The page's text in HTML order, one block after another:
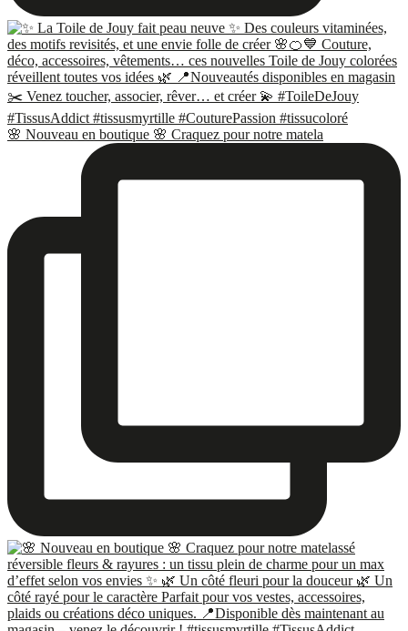
🌸 Nouveau en boutique 🌸 Craquez pour notre matela